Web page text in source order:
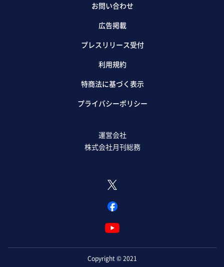
お問い合わせ
広告掲載
プレスリリース受付
利用規約
特商法に基づく表示
プライバシーポリシー
運営会社
株式会社月刊総務
Copyright © 2021